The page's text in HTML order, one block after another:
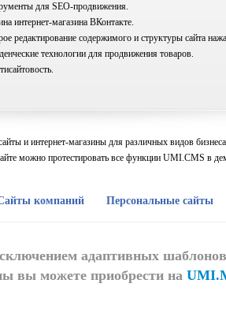
для SEO-продвижения.
интернет-магазина ВКонтакте.
редактирование содержимого и структуры сайта
технологии для продвижения товаров.
и интернет-магазины для различных видов
можно протестировать все функции UMI.CMS в
компаний Персональные сайты
адаптивных
вы можете приобрести на